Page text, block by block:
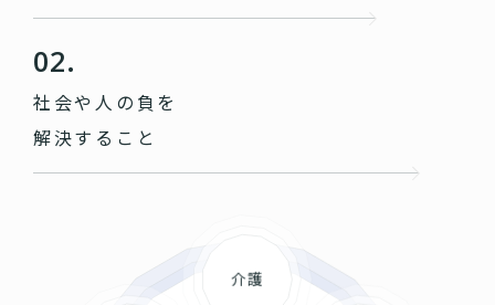
02.
社会や人の負を
解決すること
介護